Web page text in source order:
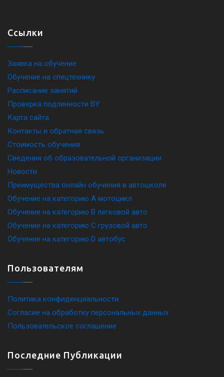
Ссылки
Заявка на обучение
Обучение на спецтехнику
Расписание занятий
Проверка подлинности ВУ
Карта сайта
Контакты и обратная связь
Стоимость обучения
Сведения об образовательной организации
Новости
Преимущества онлайн обучения в автошколе
Обучение на категорию A мотоцикл
Обучение на категорию B легковой авто
Обучение на категорию C грузовой авто
Обучение на категорию D автобус
Пользователям
Политика конфиденциальности
Согласие на обработку персональных данных
Пользовательское соглашение
Последние Публикации